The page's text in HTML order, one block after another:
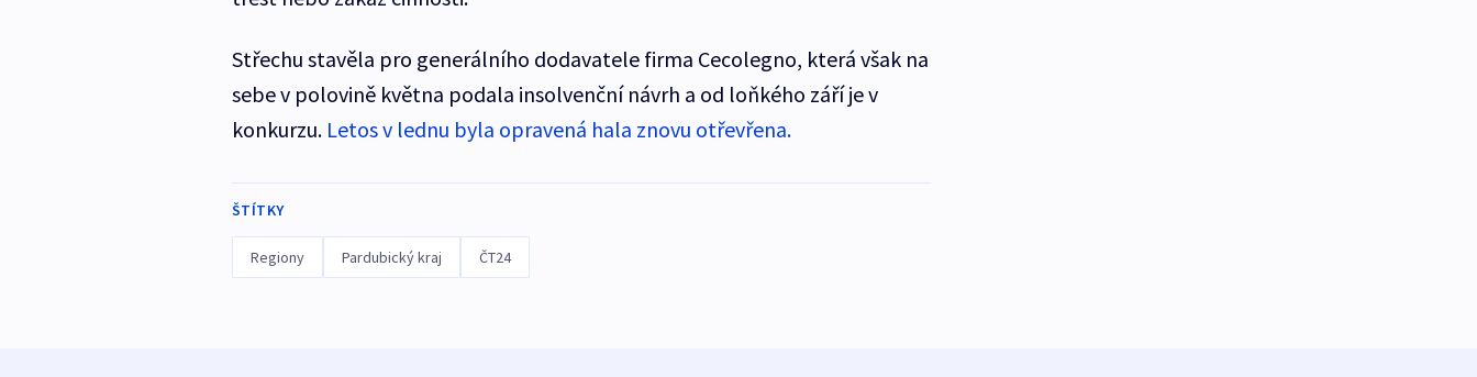
Střechu stavěla pro generálního dodavatele firma Cecolegno, která však na
sebe v polovině května podala insolvenční návrh a od loňkého září je v
konkurzu. Letos v lednu byla opravená hala znovu otřevřena.
ŠTÍTKY
Regiony Pardubický kraj ČT24